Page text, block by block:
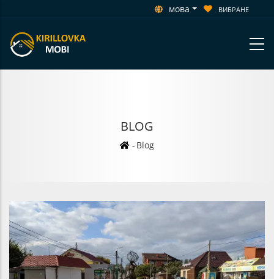
мова ВИБРАНЕ
BLOG
Рядок
- Blog